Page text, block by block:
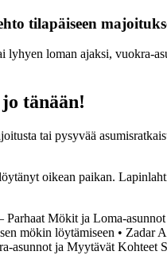
tilapäiseen
lyhyen loman ajaksi, vuokra-
tänään!
tai pysyvää
oikean paikan.
Mökit ja Loma-
mökin löytämiseen • Zadar
asunnot ja Myytävät Kohteet